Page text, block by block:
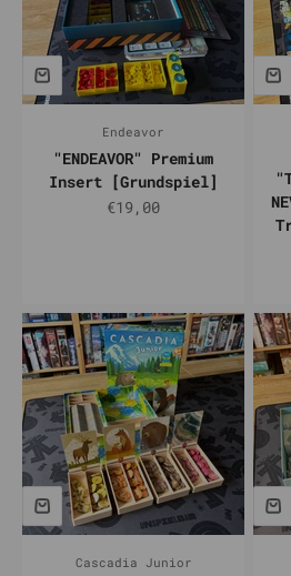
Endeavor
"ENDEAVOR" Premium
Insert [Grundspiel]
Prix de vente
€19,00
Cascadia Junior